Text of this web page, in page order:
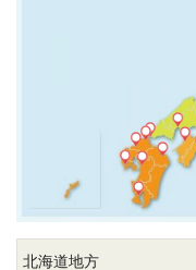
北海道地方